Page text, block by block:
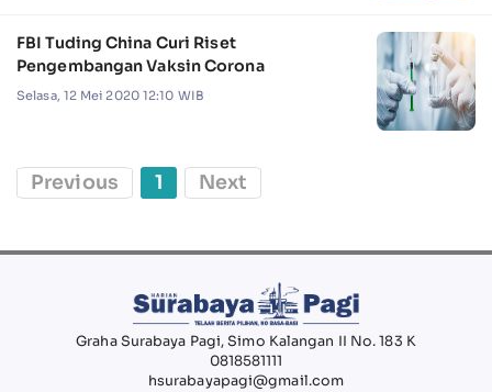
FBI Tuding China Curi Riset
Pengembangan Vaksin Corona
Selasa, 12 Mei 2020 12:10 WIB
Previous 1 Next
Graha Surabaya Pagi, Simo Kalangan II No. 183 K
0818581111
hsurabayapagi@gmail.com